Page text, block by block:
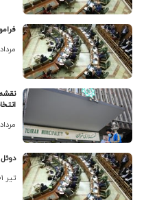
۲۶ مرداد ۱۴۰۱
۱۳ مرداد ۱۴۰۱
۲۹ تیر ۱۴۰۱